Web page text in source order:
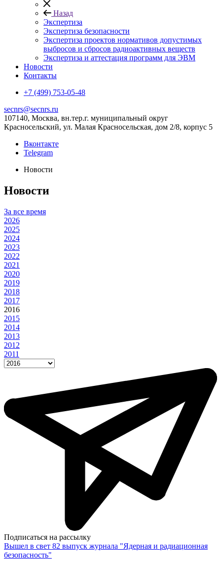
Назад
Экспертиза
Экспертиза безопасности
Экспертиза проектов нормативов допустимых
выбросов и сбросов радиоактивных веществ
Экспертиза и аттестация программ для ЭВМ
Новости
Контакты
+7 (499) 753-05-48
secnrs@secnrs.ru
107140, Москва, вн.тер.г. муниципальный округ
Красносельский, ул. Малая Красносельская, дом 2/8, корпус 5
Вконтакте
Telegram
Новости
Новости
За все время
2026
2025
2024
2023
2022
2021
2020
2019
2018
2017
2016
2015
2014
2013
2012
2011
Подписаться на рассылку
Вышел в свет 82 выпуск журнала "Ядерная и радиационная
безопасность"